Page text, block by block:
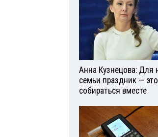
Анна Кузнецова: Для
семьи праздник — это
собираться вместе